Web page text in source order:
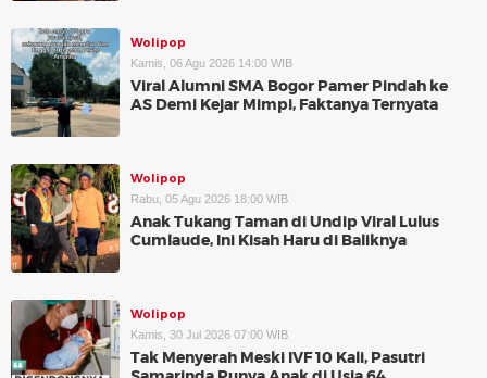
Wolipop
Kamis, 06 Agu 2026 14:00 WIB
Viral Alumni SMA Bogor Pamer Pindah ke
AS Demi Kejar Mimpi, Faktanya Ternyata
Wolipop
Rabu, 05 Agu 2026 18:00 WIB
Anak Tukang Taman di Undip Viral Lulus
Cumlaude, Ini Kisah Haru di Baliknya
Wolipop
Kamis, 30 Jul 2026 07:00 WIB
Tak Menyerah Meski IVF 10 Kali, Pasutri